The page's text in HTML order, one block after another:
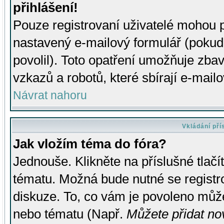
přihlášení!
Pouze registrovaní uživatelé mohou
nastavený e-mailový formulář
povolil). Toto opatření umožňuje
vzkazů a robotů, které sbírají e-
Návrat nahoru
Vkládání
Jak vložím téma do fóra?
Jednouše. Klikněte na příslušné
tématu. Možná bude nutné se
diskuze. To, co vám je povoleno
nebo tématu (Např. Můžete přidat